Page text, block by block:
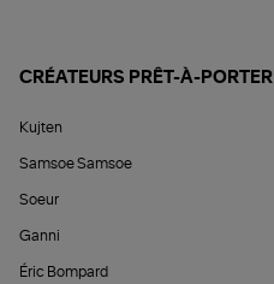
CRÉATEURS PRÊT-À-PORTER
Kujten
Samsoe Samsoe
Soeur
Ganni
Éric Bompard